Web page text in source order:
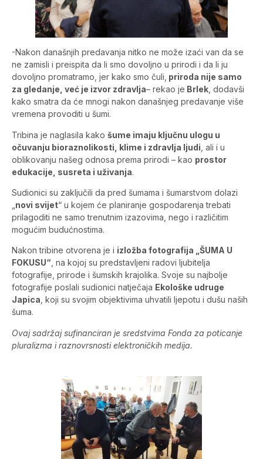
-Nakon današnjih predavanja nitko ne može izaći van da se
ne zamisli i preispita da li smo dovoljno u prirodi i da li ju
dovoljno promatramo, jer kako smo čuli, priroda nije samo
za gledanje, već je izvor zdravlja– rekao je Brlek , dodavši
kako smatra da će mnogi nakon današnjeg predavanje više
vremena provoditi u šumi.
Tribina je naglasila kako šume imaju ključnu ulogu u
očuvanju bioraznolikosti, klime i zdravlja ljudi , ali i u
oblikovanju našeg odnosa prema prirodi – kao prostor
edukacije, susreta i uživanja.
Sudionici su zaključili da pred šumama i šumarstvom dolazi
novi svijet“ u kojem će planiranje gospodarenja trebati
prilagoditi ne samo trenutnim izazovima, nego i različitim
mogućim budućnostima.
Nakon tribine otvorena je i izložba fotografija „ŠUMA U
FOKUSU“, na kojoj su predstavljeni radovi ljubitelja
fotografije, prirode i šumskih krajolika. Svoje su najbolje
fotografije poslali sudionici natječaja Ekološke udruge
Japica, koji su svojim objektivima uhvatili ljepotu i dušu naših
šuma.
Ovaj sadržaj sufinanciran je sredstvima Fonda za poticanje
pluralizma i raznovrsnosti elektroničkih medija.